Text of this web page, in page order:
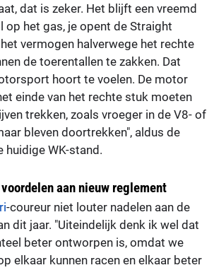
dat is zeker. Het blijft een vreemd
op het gas, je opent de Straight
vermogen halverwege het rechte
de toerentallen te zakken. Dat
hoort te voelen. De motor
einde van het rechte stuk moeten
trekken, zoals vroeger in de V8- of
bleven doortrekken", aldus de
huidige WK-stand.
aan nieuw reglement
-coureur niet louter nadelen aan de
dit jaar. "Uiteindelijk denk ik wel dat
beter ontworpen is, omdat we
elkaar kunnen racen en elkaar beter